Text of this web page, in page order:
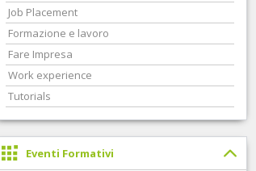
Job Placement
Formazione e lavoro
Fare Impresa
Work experience
Tutorials
Eventi Formativi